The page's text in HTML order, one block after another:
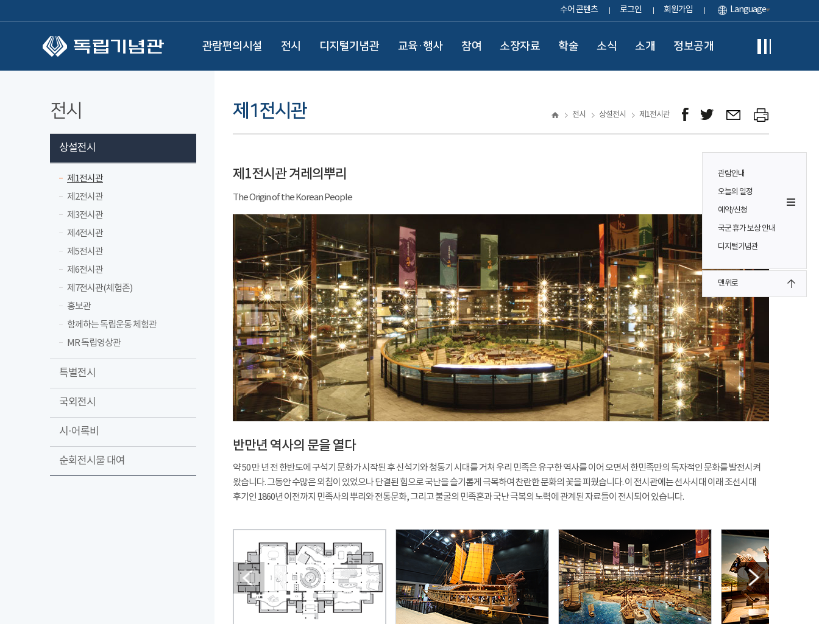
수어 콘텐츠 로그인 회원가입 Language
관람편의시설 전시 디지털기념관 교육·행사 참여 소장자료 학술 소식 소개 정보공개
관람안내
오늘의 일정
예약/신청
국군 휴가 보상 안내
디지털기념관
맨위로
전시
상설전시
제1전시관
제2전시관
제3전시관
제4전시관
제5전시관
제6전시관
제7전시관(체험존)
홍보관
함께하는 독립운동 체험관
MR 독립영상관
특별전시
국외전시
시·어록비
순회전시물 대여
제1전시관 전시 상설전시 제1전시관
제1전시관 겨레의뿌리
The Origin of the Korean People
반만년 역사의 문을 열다
약 50 만 년 전 한반도에 구석기 문화가 시작된 후 신석기와 청동기 시대를 거쳐 우리 민족은 유구한 역사를 이어 오면서 한민족만의 독자적인 문화를 발전시켜
왔습니다. 그동안 수많은 외침이 있었으나 단결된 힘으로 국난을 슬기롭게 극복하여 찬란한 문화의 꽃을 피웠습니다. 이 전시관에는 선사시대 이래 조선시대
후기인 1860년 이전까지 민족사의 뿌리와 전통문화, 그리고 불굴의 민족혼과 국난 극복의 노력에 관계된 자료들이 전시되어 있습니다.